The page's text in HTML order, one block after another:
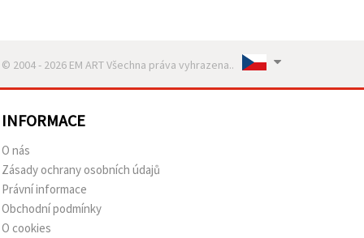
© 2004 - 2026 EM ART Všechna práva vyhrazena..
INFORMACE
O nás
Zásady ochrany osobních údajů
Právní informace
Obchodní podmínky
O cookies